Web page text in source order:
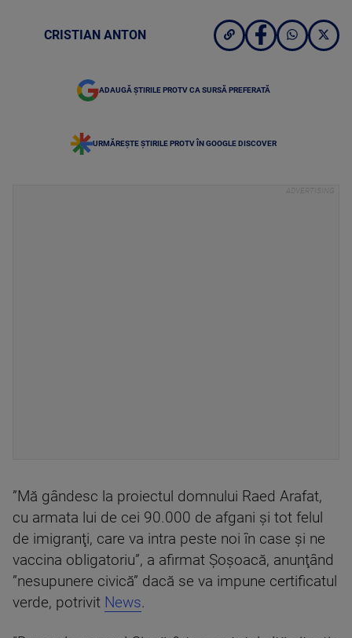
CRISTIAN ANTON
ADAUGĂ ȘTIRILE PROTV CA SURSĂ PREFERATĂ
URMĂREȘTE ȘTIRILE PROTV ÎN GOOGLE DISCOVER
”Mă gândesc la proiectul domnului Raed Arafat,
cu armata lui de cei 90.000 de afgani şi tot felul
de imigranţi, care va intra peste noi în case şi ne
vaccina obligatoriu”, a afirmat Şoşoacă, anunţând
”nesupunere civică” dacă se va impune certificatul
verde, potrivit News.